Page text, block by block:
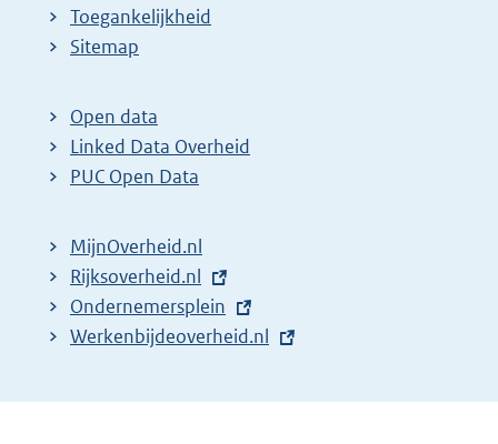
Toegankelijkheid
Sitemap
Open data
Linked Data Overheid
PUC Open Data
MijnOverheid.nl
E
x
t
r
Rijksoverheid.nl
E
x
e
Ondernemersplein
E
t
Werkenbijdeoverheid.nl